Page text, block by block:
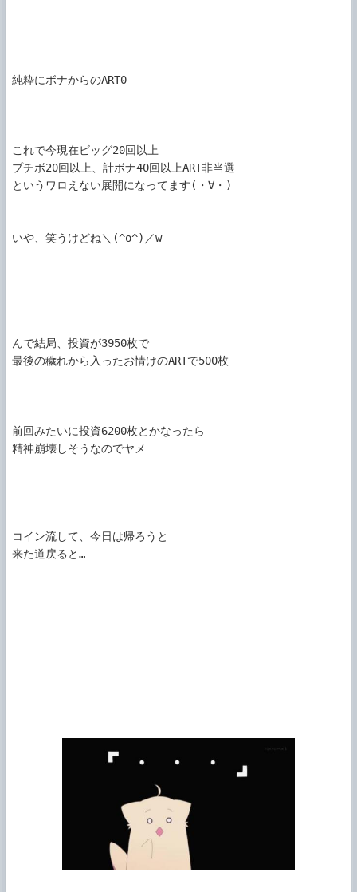
純粋にボナからのART0
これで今現在ビッグ20回以上
プチボ20回以上、計ボナ40回以上ART非当選
というワロえない展開になってます(・∀・)
いや、笑うけどね＼(^o^)／w
んで結局、投資が3950枚で
最後の穢れから入ったお情けのARTで500枚
前回みたいに投資6200枚とかなったら
精神崩壊しそうなのでヤメ
コイン流して、今日は帰ろうと
来た道戻ると…